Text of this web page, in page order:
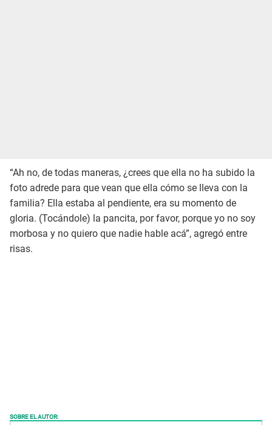
“Ah no, de todas maneras, ¿crees que ella no ha subido la
foto adrede para que vean que ella cómo se lleva con la
familia? Ella estaba al pendiente, era su momento de
gloria. (Tocándole) la pancita, por favor, porque yo no soy
morbosa y no quiero que nadie hable acá”, agregó entre
risas.
SOBRE EL AUTOR: